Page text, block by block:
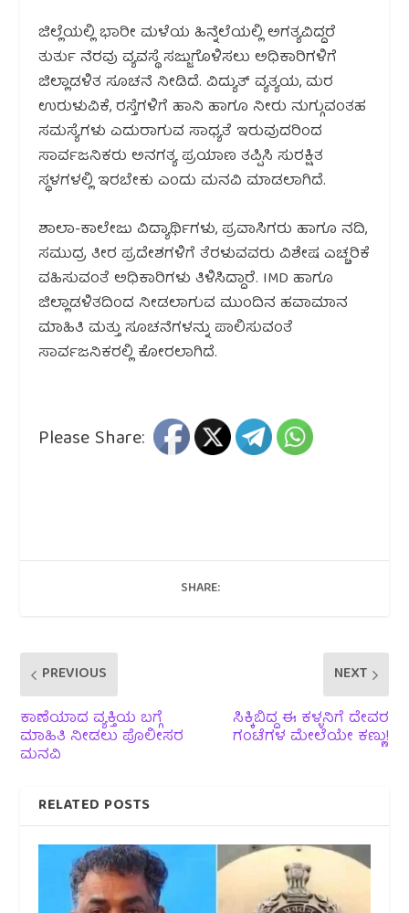
ಜಿಲ್ಲೆಯಲ್ಲಿ ಭಾರೀ ಮಳೆಯ ಹಿನ್ನೆಲೆಯಲ್ಲಿ ಅಗತ್ಯವಿದ್ದರೆ
ತುರ್ತು ನೆರವು ವ್ಯವಸ್ಥೆ ಸಜ್ಜುಗೊಳಿಸಲು ಅಧಿಕಾರಿಗಳಿಗೆ
ಜಿಲ್ಲಾಡಳಿತ ಸೂಚನೆ ನೀಡಿದೆ. ವಿದ್ಯುತ್ ವ್ಯತ್ಯಯ, ಮರ
ಉರುಳುವಿಕೆ, ರಸ್ತೆಗಳಿಗೆ ಹಾನಿ ಹಾಗೂ ನೀರು ನುಗ್ಗುವಂತಹ
ಸಮಸ್ಯೆಗಳು ಎದುರಾಗುವ ಸಾಧ್ಯತೆ ಇರುವುದರಿಂದ
ಸಾರ್ವಜನಿಕರು ಅನಗತ್ಯ ಪ್ರಯಾಣ ತಪ್ಪಿಸಿ ಸುರಕ್ಷಿತ
ಸ್ಥಳಗಳಲ್ಲಿ ಇರಬೇಕು ಎಂದು ಮನವಿ ಮಾಡಲಾಗಿದೆ.
ಶಾಲಾ-ಕಾಲೇಜು ವಿದ್ಯಾರ್ಥಿಗಳು, ಪ್ರವಾಸಿಗರು ಹಾಗೂ ನದಿ,
ಸಮುದ್ರ ತೀರ ಪ್ರದೇಶಗಳಿಗೆ ತೆರಳುವವರು ವಿಶೇಷ ಎಚ್ಚರಿಕೆ
ವಹಿಸುವಂತೆ ಅಧಿಕಾರಿಗಳು ತಿಳಿಸಿದ್ದಾರೆ. IMD ಹಾಗೂ
ಜಿಲ್ಲಾಡಳಿತದಿಂದ ನೀಡಲಾಗುವ ಮುಂದಿನ ಹವಾಮಾನ
ಮಾಹಿತಿ ಮತ್ತು ಸೂಚನೆಗಳನ್ನು ಪಾಲಿಸುವಂತೆ
ಸಾರ್ವಜನಿಕರಲ್ಲಿ ಕೋರಲಾಗಿದೆ.
Please Share:
SHARE:
PREVIOUS
ಕಾಣೆಯಾದ ವ್ಯಕ್ತಿಯ ಬಗ್ಗೆ
ಮಾಹಿತಿ ನೀಡಲು ಪೊಲೀಸರ
ಮನವಿ
NEXT
ಸಿಕ್ಕಿಬಿದ್ದ ಈ ಕಳ್ಳನಿಗೆ ದೇವರ
ಗಂಟೆಗಳ ಮೇಲೆಯೇ ಕಣ್ಣು!
RELATED POSTS